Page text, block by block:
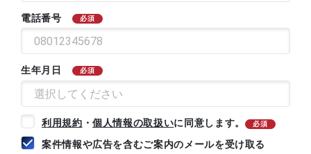
電話番号 必須
生年月日 必須
利用規約 ・個人情報の取扱いに同意します。 必須
案件情報や広告を含むご案内のメールを受け取る